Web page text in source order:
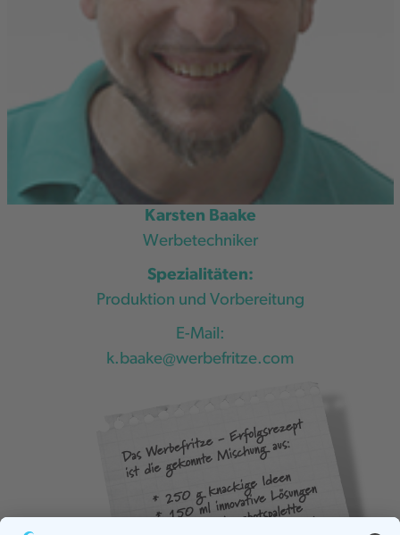
Karsten Baake
Werbetechniker
Spezialitäten:
Produktion und Vorbereitung
E-Mail:
k.baake@werbefritze.com